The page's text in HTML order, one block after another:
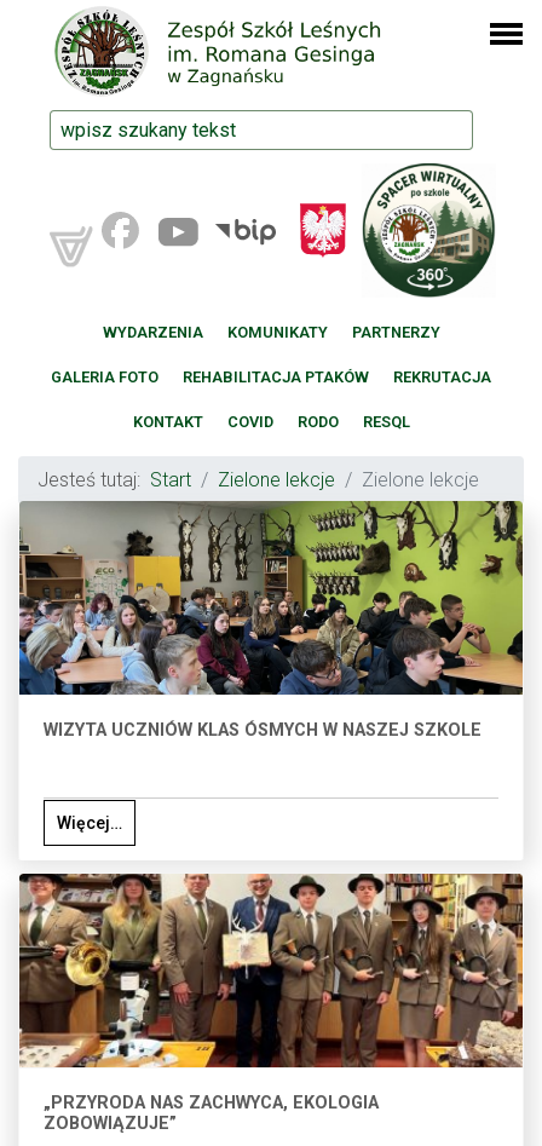
WYDARZENIA KOMUNIKATY PARTNERZY
GALERIA FOTO REHABILITACJA PTAKÓW REKRUTACJA
KONTAKT COVID RODO RESQL
Jesteś tutaj: Start Zielone lekcje Zielone lekcje
WIZYTA UCZNIÓW KLAS ÓSMYCH W NASZEJ SZKOLE
Więcej…
„PRZYRODA NAS ZACHWYCA, EKOLOGIA
ZOBOWIĄZUJE”